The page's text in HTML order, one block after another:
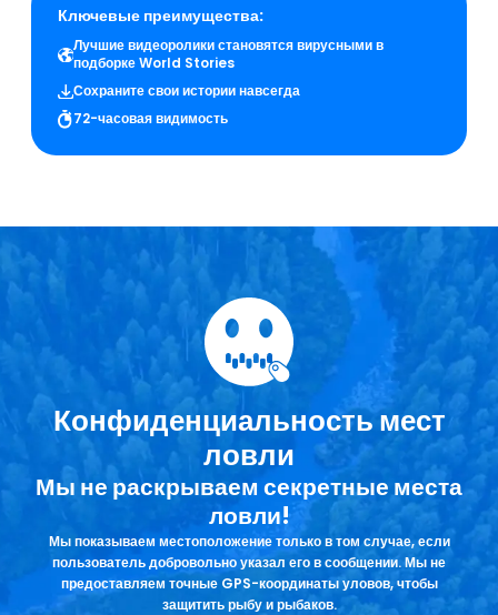
Ключевые преимущества:
Лучшие видеоролики становятся вирусными в
подборке World Stories
Сохраните свои истории навсегда
72-часовая видимость
Конфиденциальность мест
ловли
Мы не раскрываем секретные места
ловли!
Мы показываем местоположение только в том случае, если
пользователь добровольно указал его в сообщении. Мы не
предоставляем точные GPS-координаты уловов, чтобы
защитить рыбу и рыбаков.